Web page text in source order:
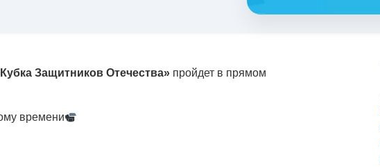
Защитников Отечества» пройдет в прямом
времени